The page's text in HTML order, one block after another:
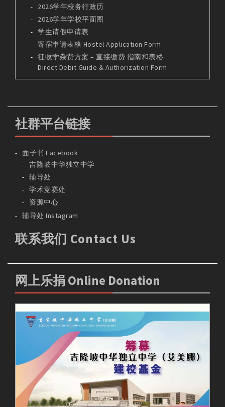
2026学年校务行政历
2026学年学校平面图
学生请假申请表
寄宿申请表格 Hostel Application Form
征收学杂费方案 – 直接缴费 指南和表格
Direct Debit Guide & Authorization Form
社群平台链接
面子书 Facebook
吉隆坡中华独立中学
辅导处
学术竞赛处
资源中心
辅导处 Instagram
联系我们 Contact Us
网上乐捐 Online Donation